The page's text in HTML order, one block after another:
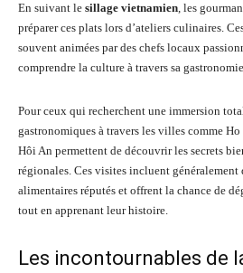
En suivant le sillage vietnamien, les
préparer ces plats lors d’ateliers culinaires.
souvent animées par des chefs locaux
comprendre la culture à travers sa
Pour ceux qui recherchent une immersion
gastronomiques à travers les villes comme
Hôi An permettent de découvrir les secrets
régionales. Ces visites incluent généralement
alimentaires réputés et offrent la chance de
tout en apprenant leur histoire.
Les incontournables de